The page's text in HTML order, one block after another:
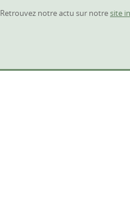
Retrouvez notre actu sur notresite